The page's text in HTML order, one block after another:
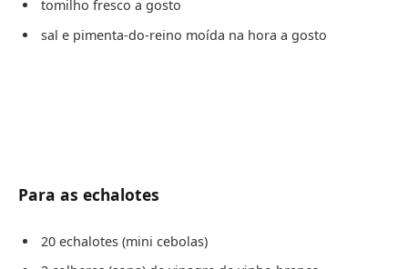
tomilho fresco a gosto
sal e pimenta-do-reino moída na hora a gosto
Para as echalotes
20 echalotes (mini cebolas)